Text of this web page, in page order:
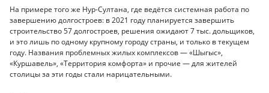
На примере того же Нур-Султана, где ведётся системная работа по
завершению долгостроев: в 2021 году планируется завершить
строительство 57 долгостроев, решения ожидают 7 тыс. дольщиков,
и это лишь по одному крупному городу страны, и только в текущем
году. Названия проблемных жилых комплексов — «Шыгыс»,
«Куршавель», «Территория комфорта» и прочие — для жителей
столицы за эти годы стали нарицательными.